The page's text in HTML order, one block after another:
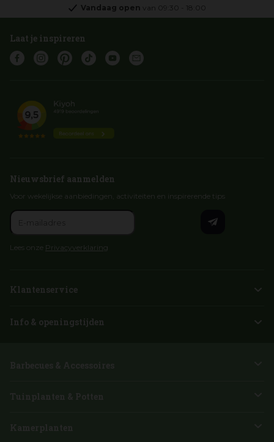
Vandaag open van 09:30 18:00
Laat je inspireren
Nieuwsbrief aanmelden
Voor wekelijkse aanbiedingen, activiteiten en inspirerende tips
Lees onze Privacyverklaring
Klantenservice
Info & openingstijden